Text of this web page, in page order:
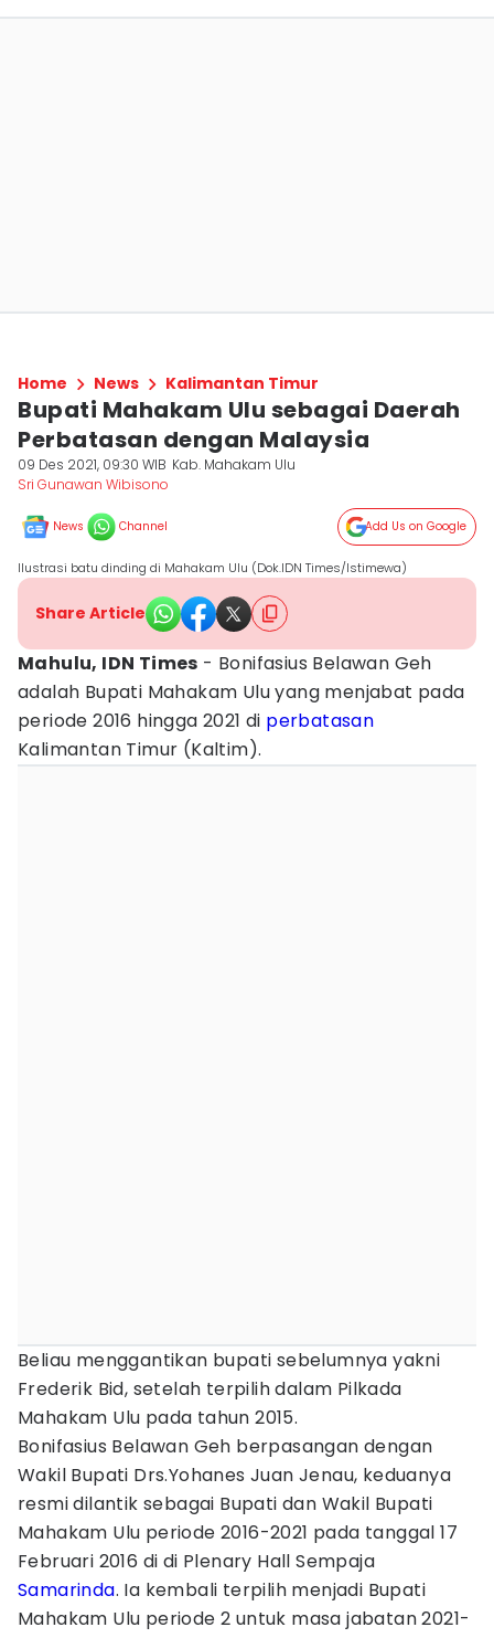
Home News Kalimantan Timur
Bupati Mahakam Ulu sebagai Daerah
Perbatasan dengan Malaysia
09 Des 2021, 09:30 WIB Kab. Mahakam Ulu
Sri Gunawan Wibisono
News Channel Add Us on Google
Ilustrasi batu dinding di Mahakam Ulu (Dok.IDN Times/Istimewa)
Share Article
Mahulu, IDN Times - Bonifasius Belawan Geh
adalah Bupati Mahakam Ulu yang menjabat pada
periode 2016 hingga 2021 di perbatasan
Kalimantan Timur (Kaltim).
Beliau menggantikan bupati sebelumnya yakni
Frederik Bid, setelah terpilih dalam Pilkada
Mahakam Ulu pada tahun 2015.
Bonifasius Belawan Geh berpasangan dengan
Wakil Bupati Drs.Yohanes Juan Jenau, keduanya
resmi dilantik sebagai Bupati dan Wakil Bupati
Mahakam Ulu periode 2016-2021 pada tanggal 17
Februari 2016 di di Plenary Hall Sempaja
Samarinda. Ia kembali terpilih menjadi Bupati
Mahakam Ulu periode 2 untuk masa jabatan 2021-